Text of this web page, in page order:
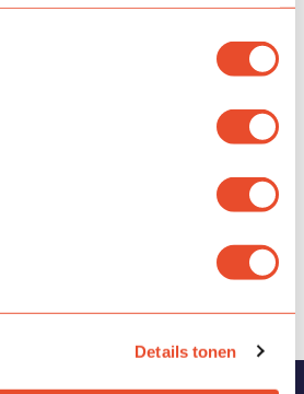
Details tonen